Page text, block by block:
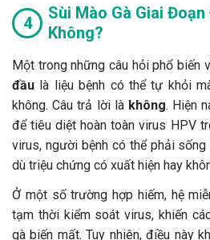
Sùi Mào Gà Giai
Không?
Một trong những câu hỏi phổ biến
đầu là liệu bệnh có thể tự khỏi
không. Câu trả lời là không. Hiện
để tiêu diệt hoàn toàn virus HPV
virus, người bệnh có thể phải
dù triệu chứng có xuất hiện hay
Ở một số trường hợp hiếm, hệ
tạm thời kiểm soát virus, khiến
gà biến mất. Tuy nhiên, điều này